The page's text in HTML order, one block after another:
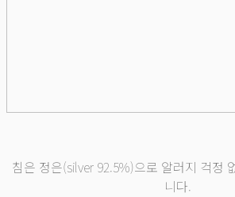
침은 정은(silver 92.5%)으로 알러지 걱정
니다.